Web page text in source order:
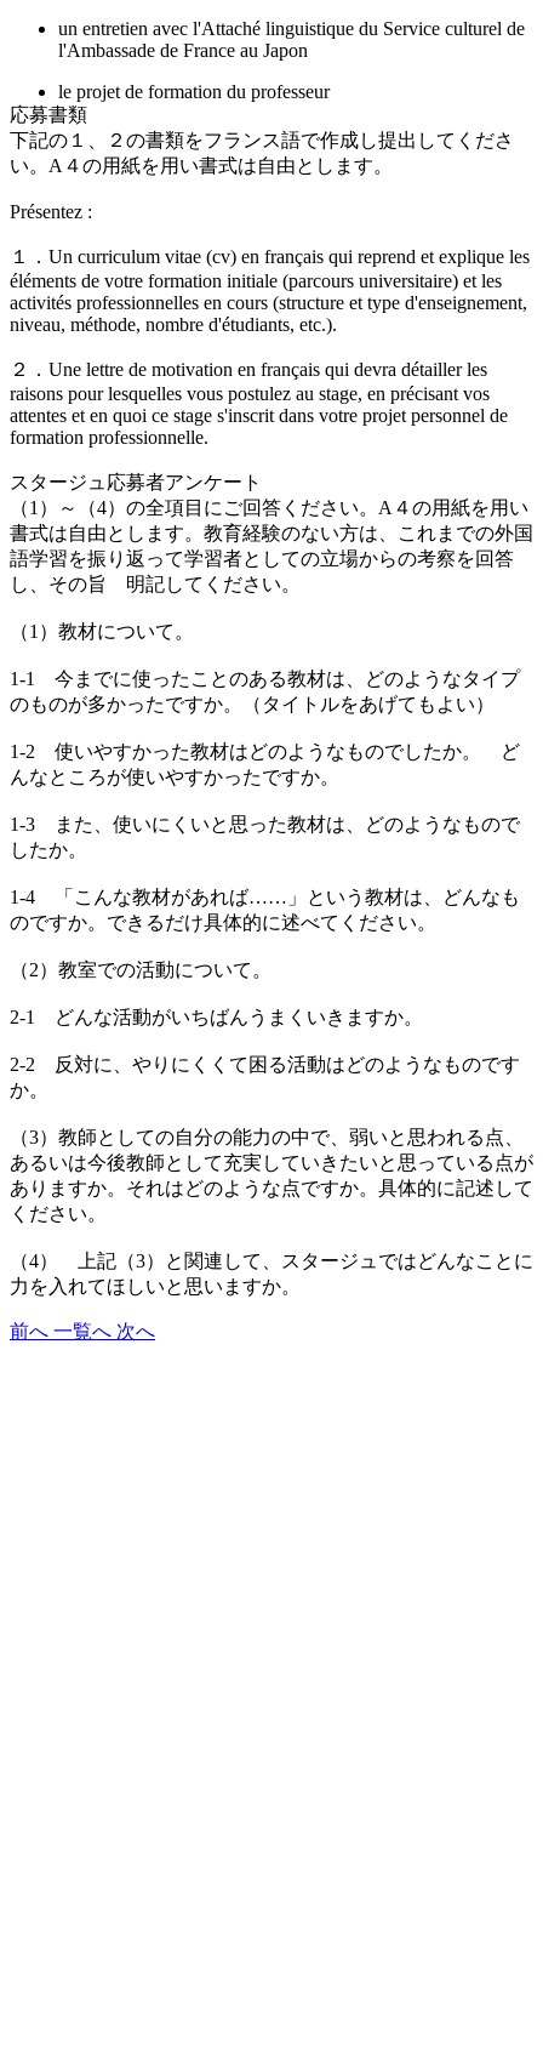
un entretien avec l'Attaché linguistique du Service culturel de
l'Ambassade de France au Japon
le projet de formation du professeur
応募書類
下記の１、２の書類をフランス語で作成し提出してくださ
い。A４の用紙を用い書式は自由とします。
Présentez :
１．Un curriculum vitae (cv) en français qui reprend et explique les
éléments de votre formation initiale (parcours universitaire) et les
activités professionnelles en cours (structure et type d'enseignement,
niveau, méthode, nombre d'étudiants, etc.).
２．Une lettre de motivation en français qui devra détailler les
raisons pour lesquelles vous postulez au stage, en précisant vos
attentes et en quoi ce stage s'inscrit dans votre projet personnel de
formation professionnelle.
スタージュ応募者アンケート
（1）～（4）の全項目にご回答ください。A４の用紙を用い
書式は自由とします。教育経験のない方は、これまでの外国
語学習を振り返って学習者としての立場からの考察を回答
し、その旨 明記してください。
（1）教材について。
1-1 今までに使ったことのある教材は、どのようなタイプ
のものが多かったですか。（タイトルをあげてもよい）
1-2 使いやすかった教材はどのようなものでしたか。 ど
んなところが使いやすかったですか。
1-3 また、使いにくいと思った教材は、どのようなもので
したか。
1-4 「こんな教材があれば……」という教材は、どんなも
のですか。できるだけ具体的に述べてください。
（2）教室での活動について。
2-1 どんな活動がいちばんうまくいきますか。
2-2 反対に、やりにくくて困る活動はどのようなものです
か。
（3）教師としての自分の能力の中で、弱いと思われる点、
あるいは今後教師として充実していきたいと思っている点が
ありますか。それはどのような点ですか。具体的に記述して
ください。
（4） 上記（3）と関連して、スタージュではどんなことに
力を入れてほしいと思いますか。
前へ 一覧へ 次へ